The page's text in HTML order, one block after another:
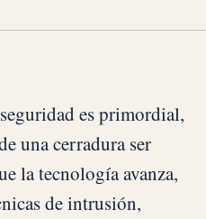
es primordial,
una cerradura ser
la tecnología avanza,
de intrusión,